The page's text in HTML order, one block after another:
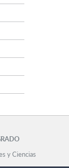
y Ciencias